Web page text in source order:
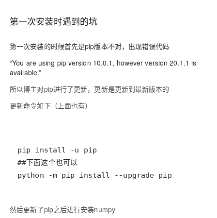
第一次安装时遇到的坑
第一次安装的时候首先是pip版本不对，出现错误代码
“You are using pip version 10.0.1, however version 20.1.1 is
available.”
所以博主对pip进行了更新，更新是更新到最新版本的
更新命令如下（上面也有）
python -m pip install --upgrade pip
然后更新了pip之后进行安装numpy